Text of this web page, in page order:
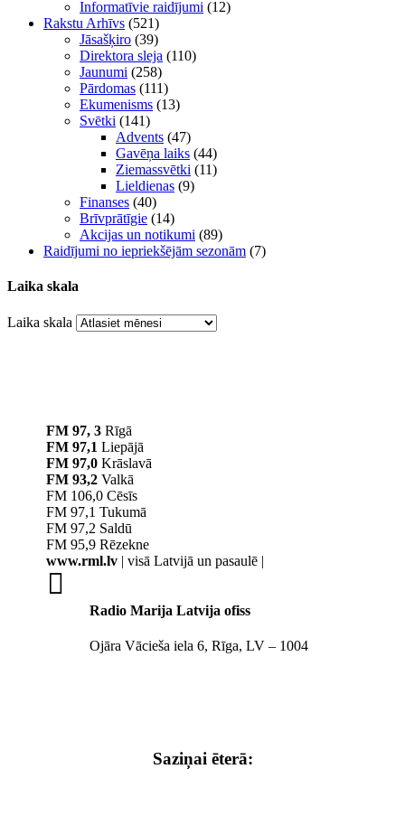
Informatīvie raidījumi (12)
Rakstu Arhīvs (521)
Jāsašķiro (39)
Direktora sleja (110)
Jaunumi (258)
Pārdomas (111)
Ekumenisms (13)
Svētki (141)
Advents (47)
Gavēņa laiks (44)
Ziemassvētki (11)
Lieldienas (9)
Finanses (40)
Brīvprātīgie (14)
Akcijas un notikumi (89)
Raidījumi no iepriekšējām sezonām (7)
Laika skala
Laika skala
FM 97, 3 Rīgā
FM 97,1 Liepājā
FM 97,0 Krāslavā
FM 93,2Valkā
FM 106,0 Cēsīs
FM 97,1 Tukumā
FM 97,2 Saldū
FM 95,9 Rēzekne
www.rml.lv | visā Latvijā un pasaulē |

Radio Marija Latvija ofiss
Ojāra Vācieša iela 6, Rīga, LV – 1004
Saziņai ēterā: